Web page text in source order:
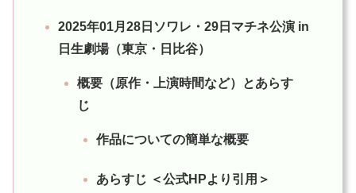
2025年01月28日ソワレ・29日マチネ公演 in
日生劇場（東京・日比谷）
概要（原作・上演時間など）とあらす
じ
作品についての簡単な概要
あらすじ ＜公式HPより引用＞